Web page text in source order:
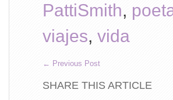
PattiSmith,
viajes, vida
← Previous Post
SHARE THIS ARTICLE